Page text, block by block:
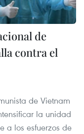
de
contra el
de Vietnam
la unidad
a los esfuerzos de